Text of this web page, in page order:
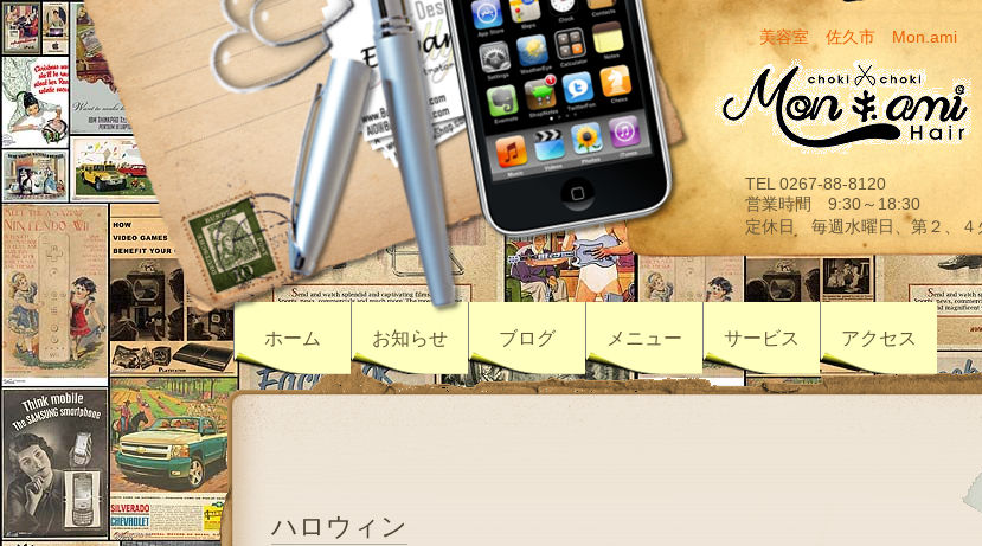
美容室 佐久市 Mon.ami
TEL 0267-88-8120
営業時間 9:30～18:30
定休日 毎週水曜日、第２、４
ホーム お知らせ ブログ メニュー サービス アクセス
ハロウィン